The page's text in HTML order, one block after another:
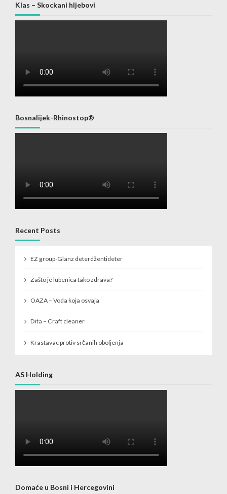
Klas – Skockani hljebovi
Bosnalijek-Rhinostop®
Recent Posts
EZ group-Glanz deterdžentideter
Zašto je lubenica tako zdrava?
OAZA – Voda koja osvaja
Dita – Craft cleaner
Krastavac protiv srčanih oboljenja
AS Holding
Domaće u Bosni i Hercegovini